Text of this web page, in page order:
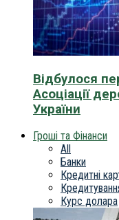
Відбулося
Асоціації
України
Гроші та Фінанси
All
Банки
Кредитні
Курс долара